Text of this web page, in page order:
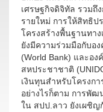
เศรษฐกิจดิจิทัล รวมถึ
รายใหม่ การให้สิทธิป
โครงสร้างพื้นฐานทา
ยังมีความร่วมมือกับอ
(World Bank) และอ
สหประชาชาติ
เงินทุนสำหรับโครงก
อย่างไรก็ตาม การพัฒ
ใน สปป.ลาว ยังเผชิญ